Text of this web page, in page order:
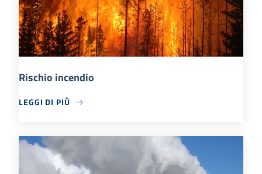
Rischio incendio
LEGGI DI PIÙ